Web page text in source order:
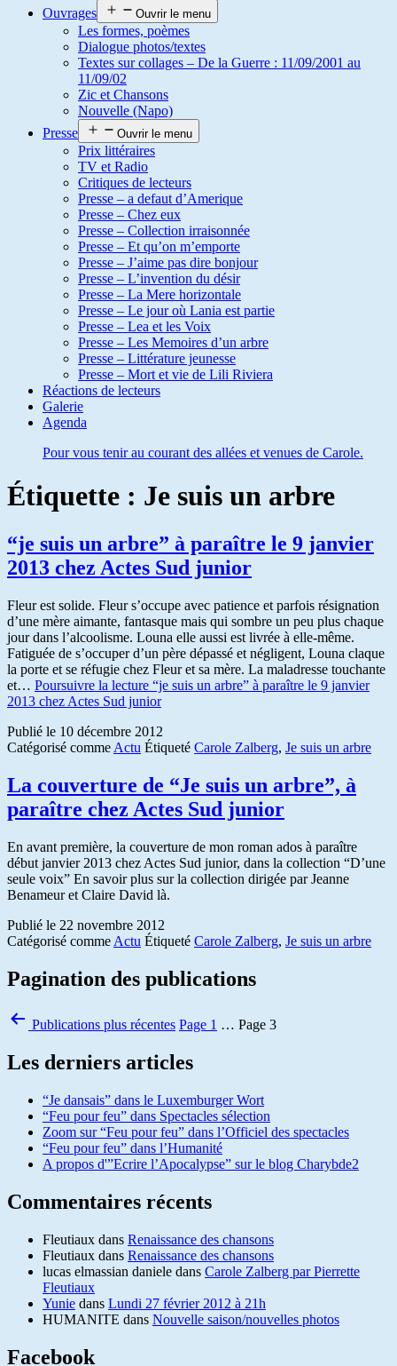
Ouvrages
Ouvrir le menu
Les formes, poèmes
Dialogue photos/textes
Textes sur collages – De la Guerre : 11/09/2001 au
11/09/02
Zic et Chansons
Nouvelle (Napo)
Presse
Ouvrir le menu
Prix littéraires
TV et Radio
Critiques de lecteurs
Presse – a defaut d’Amerique
Presse – Chez eux
Presse – Collection irraisonnée
Presse – Et qu’on m’emporte
Presse – J’aime pas dire bonjour
Presse – L’invention du désir
Presse – La Mere horizontale
Presse – Le jour où Lania est partie
Presse – Lea et les Voix
Presse – Les Memoires d’un arbre
Presse – Littérature jeunesse
Presse – Mort et vie de Lili Riviera
Réactions de lecteurs
Galerie
Agenda
Pour vous tenir au courant des allées et venues de Carole.
Étiquette : Je suis un arbre
“je suis un arbre” à paraître le 9 janvier
2013 chez Actes Sud junior
Fleur est solide. Fleur s’occupe avec patience et parfois résignation
d’une mère aimante, fantasque mais qui sombre un peu plus chaque
jour dans l’alcoolisme. Louna elle aussi est livrée à elle-même.
Fatiguée de s’occuper d’un père dépassé et négligent, Louna claque
la porte et se réfugie chez Fleur et sa mère. La maladresse touchante
et… Poursuivre la lecture “je suis un arbre” à paraître le 9 janvier
2013 chez Actes Sud junior
Publié le 10 décembre 2012
Catégorisé comme Actu Étiqueté Carole Zalberg, Je suis un arbre
La couverture de “Je suis un arbre”, à
paraître chez Actes Sud junior
En avant première, la couverture de mon roman ados à paraître
début janvier 2013 chez Actes Sud junior, dans la collection “D’une
seule voix” En savoir plus sur la collection dirigée par Jeanne
Benameur et Claire David là.
Publié le 22 novembre 2012
Catégorisé comme Actu Étiqueté Carole Zalberg, Je suis un arbre
Pagination des publications
Publications plus récentes Page 1 … Page 3
Les derniers articles
“Je dansais” dans le Luxemburger Wort
“Feu pour feu” dans Spectacles sélection
Zoom sur “Feu pour feu” dans l’Officiel des spectacles
“Feu pour feu” dans l’Humanité
A propos d'”Ecrire l’Apocalypse” sur le blog Charybde2
Commentaires récents
Fleutiaux dans Renaissance des chansons
Fleutiaux dans Renaissance des chansons
lucas elmassian daniele dans Carole Zalberg par Pierrette
Fleutiaux
Yunie dans Lundi 27 février 2012 à 21h
HUMANITE dans Nouvelle saison/nouvelles photos
Facebook